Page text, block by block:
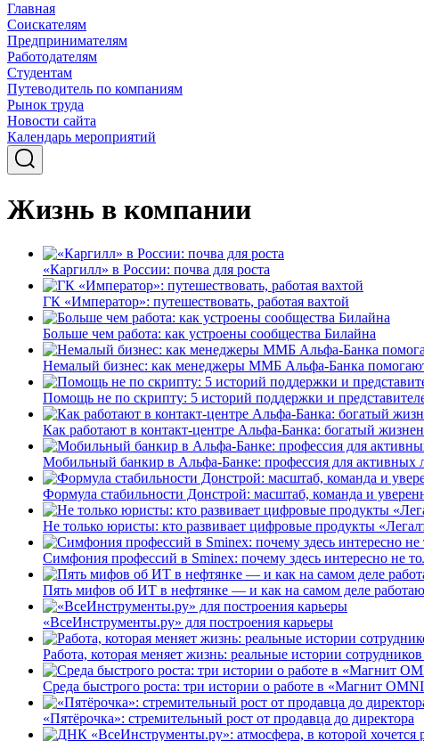
Главная
Соискателям
Предпринимателям
Работодателям
Студентам
Путеводитель по компаниям
Рынок труда
Новости сайта
Календарь мероприятий
Жизнь в компании
«Каргилл» в России: почва для роста
ГК «Император»: путешествовать, работая вахтой
Больше чем работа: как устроены сообщества Билайна
Немалый бизнес: как менеджеры ММБ Альфа-Банка
Помощь не по скрипту: 5 историй поддержки и
Как работают в контакт-центре Альфа-Банка: богатый
Мобильный банкир в Альфа-Банке: профессия для активных
Формула стабильности Донстрой: масштаб, команда и
Не только юристы: кто развивает цифровые продукты
Симфония профессий в Sminex: почему здесь интересно не
Пять мифов об ИТ в нефтянке — и как на самом деле
«ВсеИнструменты.ру» для построения карьеры
Работа, которая меняет жизнь: реальные истории
Среда быстрого роста: три истории о работе в «Магнит
«Пятёрочка»: стремительный рост от продавца до директора